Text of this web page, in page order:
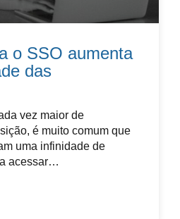
o SSO aumenta
das
vez maior de
é muito comum que
uma infinidade de
acessar…